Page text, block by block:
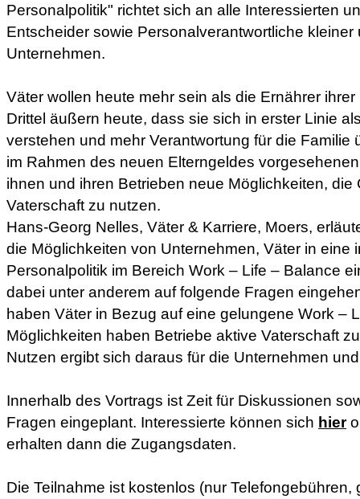
Personalpolitik" richtet sich an alle Interessierten
Entscheider sowie Personalverantwortliche kleiner
Unternehmen.
Väter wollen heute mehr sein als die Ernährer
Drittel äußern heute, dass sie sich in erster Linie
verstehen und mehr Verantwortung für die Familie
im Rahmen des neuen Elterngeldes
ihnen und ihren Betrieben neue Möglichkeiten,
Vaterschaft zu nutzen.
Hans-Georg Nelles, Väter & Karriere, Moers,
die Möglichkeiten von Unternehmen, Väter in eine
Personalpolitik im Bereich Work – Life – Balance
dabei unter anderem auf folgende Fragen
haben Väter in Bezug auf eine gelungene Work –
Möglichkeiten haben Betriebe aktive Vaterschaft
Nutzen ergibt sich daraus für die Unternehmen
Innerhalb des Vortrags ist Zeit für Diskussionen
Fragen eingeplant. Interessierte können sich hier
erhalten dann die Zugangsdaten.
Die Teilnahme ist kostenlos (nur Telefongebühren,